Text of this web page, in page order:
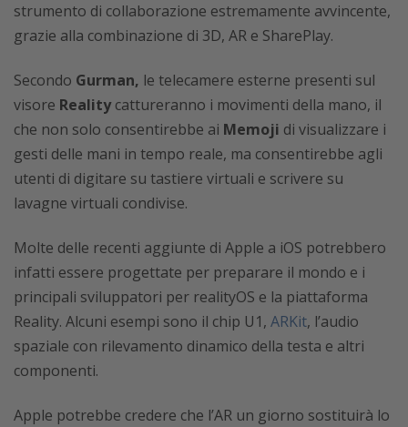
strumento di collaborazione estremamente avvincente,
grazie alla combinazione di 3D, AR e SharePlay.
Secondo Gurman, le telecamere esterne presenti sul
visore Realitycattureranno i movimenti della mano, il
che non solo consentirebbe ai Memoji di visualizzare i
gesti delle mani in tempo reale, ma consentirebbe agli
utenti di digitare su tastiere virtuali e scrivere su
lavagne virtuali condivise.
Molte delle recenti aggiunte di Apple a iOS potrebbero
infatti essere progettate per preparare il mondo e i
principali sviluppatori per realityOS e la piattaforma
Reality. Alcuni esempi sono il chip U1, ARKit, l’audio
spaziale con rilevamento dinamico della testa e altri
componenti.
Apple potrebbe credere che l’AR un giorno sostituirà lo